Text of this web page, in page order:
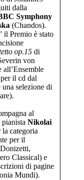
dalla
Symphony
(Chandos).
il Premio è stato
op.15 di
von
all’Ensemble
il cd dal
selezione di
al
Nikolai
categoria
per il
Classical) e
di pagine
Mundi).